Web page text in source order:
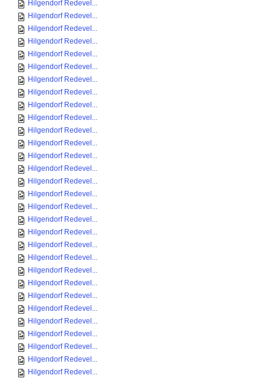
Hilgendorf Redevel...
Hilgendorf Redevel...
Hilgendorf Redevel...
Hilgendorf Redevel...
Hilgendorf Redevel...
Hilgendorf Redevel...
Hilgendorf Redevel...
Hilgendorf Redevel...
Hilgendorf Redevel...
Hilgendorf Redevel...
Hilgendorf Redevel...
Hilgendorf Redevel...
Hilgendorf Redevel...
Hilgendorf Redevel...
Hilgendorf Redevel...
Hilgendorf Redevel...
Hilgendorf Redevel...
Hilgendorf Redevel...
Hilgendorf Redevel...
Hilgendorf Redevel...
Hilgendorf Redevel...
Hilgendorf Redevel...
Hilgendorf Redevel...
Hilgendorf Redevel...
Hilgendorf Redevel...
Hilgendorf Redevel...
Hilgendorf Redevel...
Hilgendorf Redevel...
Hilgendorf Redevel...
Hilgendorf Redevel...